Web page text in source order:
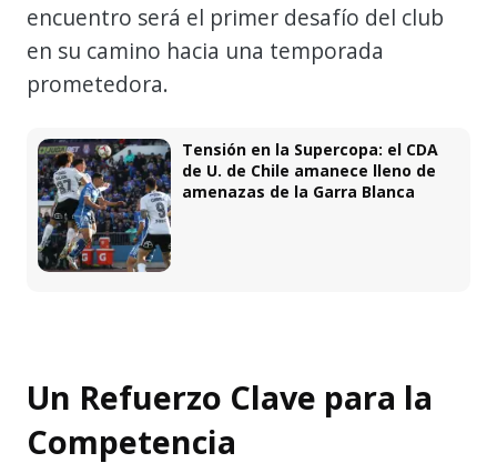
encuentro será el primer desafío del club
en su camino hacia una temporada
prometedora.
Tensión en la Supercopa: el CDA
de U. de Chile amanece lleno de
amenazas de la Garra Blanca
Un Refuerzo Clave para la
Competencia